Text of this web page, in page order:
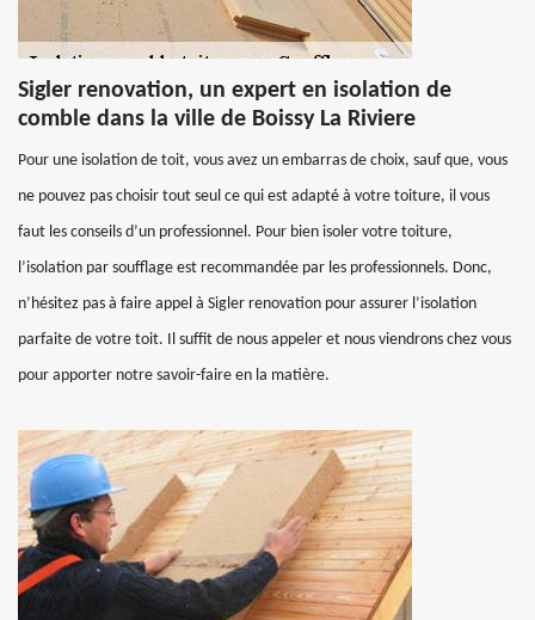
Sigler renovation, un expert en isolation de
comble dans la ville de Boissy La Riviere
Pour une isolation de toit, vous avez un embarras de choix, sauf que, vous
ne pouvez pas choisir tout seul ce qui est adapté à votre toiture, il vous
faut les conseils d’un professionnel. Pour bien isoler votre toiture,
l’isolation par soufflage est recommandée par les professionnels. Donc,
n’hésitez pas à faire appel à Sigler renovation pour assurer l’isolation
parfaite de votre toit. Il suffit de nous appeler et nous viendrons chez vous
pour apporter notre savoir-faire en la matière.